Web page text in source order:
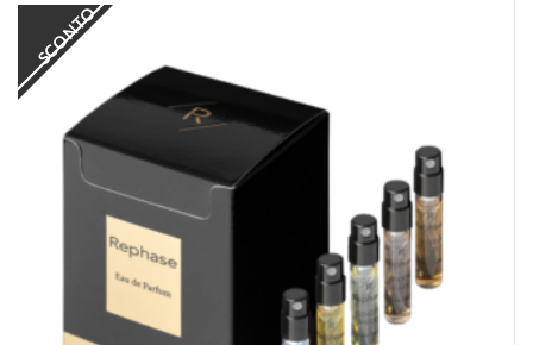
SCONTO